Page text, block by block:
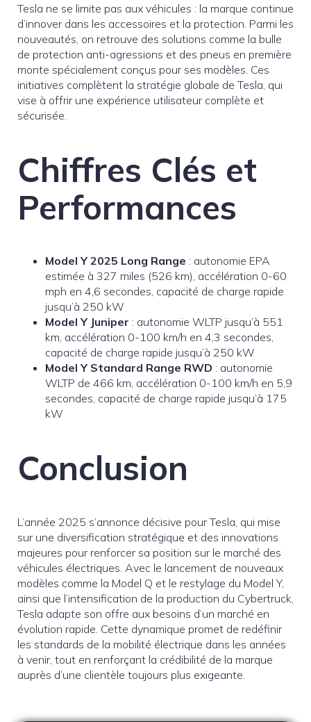
Tesla ne se limite pas aux véhicules : la marque continue
d’innover dans les accessoires et la protection. Parmi les
nouveautés, on retrouve des solutions comme la bulle
de protection anti-agressions et des pneus en première
monte spécialement conçus pour ses modèles. Ces
initiatives complètent la stratégie globale de Tesla, qui
vise à offrir une expérience utilisateur complète et
sécurisée.
Chiffres Clés et
Performances
Model Y 2025 Long Range : autonomie EPA
estimée à 327 miles (526 km), accélération 0-60
mph en 4,6 secondes, capacité de charge rapide
jusqu’à 250 kW
Model Y Juniper : autonomie WLTP jusqu’à 551
km, accélération 0-100 km/h en 4,3 secondes,
capacité de charge rapide jusqu’à 250 kW
Model Y Standard Range RWD : autonomie
WLTP de 466 km, accélération 0-100 km/h en 5,9
secondes, capacité de charge rapide jusqu’à 175
kW
Conclusion
L’année 2025 s’annonce décisive pour Tesla, qui mise
sur une diversification stratégique et des innovations
majeures pour renforcer sa position sur le marché des
véhicules électriques. Avec le lancement de nouveaux
modèles comme la Model Q et le restylage du Model Y,
ainsi que l’intensification de la production du Cybertruck,
Tesla adapte son offre aux besoins d’un marché en
évolution rapide. Cette dynamique promet de redéfinir
les standards de la mobilité électrique dans les années
à venir, tout en renforçant la crédibilité de la marque
auprès d’une clientèle toujours plus exigeante.